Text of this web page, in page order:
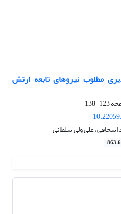
مطلوب نیروهای تابعه ارتش
123-138
علی ولی سلطانی